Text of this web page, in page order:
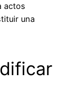
actos
una